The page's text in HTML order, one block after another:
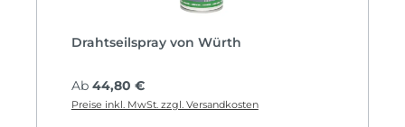
Drahtseilspray von Würth
Regulärer Preis:
Ab 44,80 €
Preise inkl. MwSt. zzgl. Versandkosten